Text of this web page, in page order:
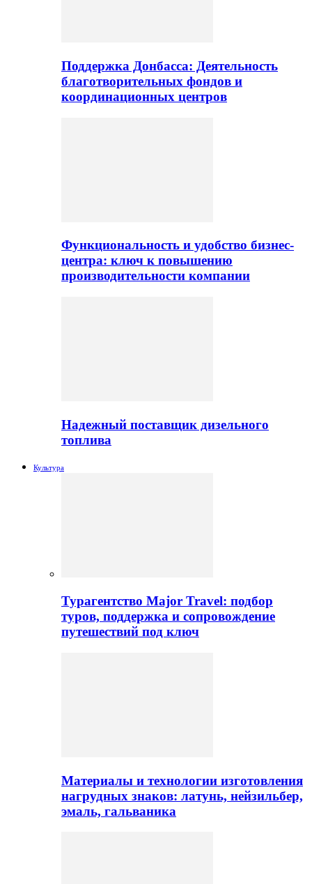
Поддержка Донбасса: Деятельность
благотворительных фондов и
координационных центров
Функциональность и удобство бизнес-
центра: ключ к повышению
производительности компании
Надежный поставщик дизельного
топлива
Культура
Турагентство Major Travel: подбор
туров, поддержка и сопровождение
путешествий под ключ
Материалы и технологии изготовления
нагрудных знаков: латунь, нейзильбер,
эмаль, гальваника